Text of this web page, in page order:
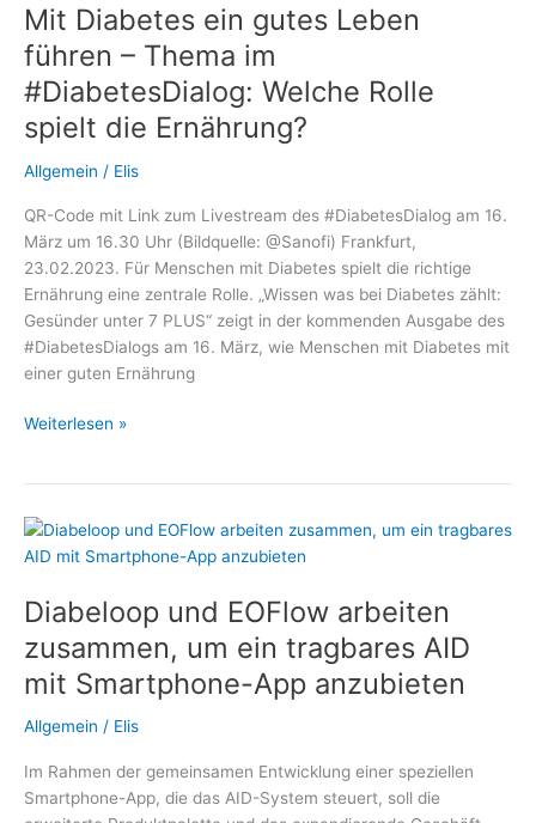
Senioren
sicher
begleiten
Mit Diabetes ein gutes Leben
führen – Thema im
#DiabetesDialog: Welche Rolle
spielt die Ernährung?
Allgemein / Elis
QR-Code mit Link zum Livestream des #DiabetesDialog am 16.
März um 16.30 Uhr (Bildquelle: @Sanofi) Frankfurt,
23.02.2023. Für Menschen mit Diabetes spielt die richtige
Ernährung eine zentrale Rolle. „Wissen was bei Diabetes zählt:
Gesünder unter 7 PLUS“ zeigt in der kommenden Ausgabe des
#DiabetesDialogs am 16. März, wie Menschen mit Diabetes mit
einer guten Ernährung
Mit
Leben
führen
Thema
#DiabetesDialog:
Welche
spielt
die
Ernährung?
Weiterlesen »
Diabeloop und EOFlow arbeiten
zusammen, um ein tragbares AID
mit Smartphone-App anzubieten
Allgemein / Elis
Im Rahmen der gemeinsamen Entwicklung einer speziellen
Smartphone-App, die das AID-System steuert, soll die